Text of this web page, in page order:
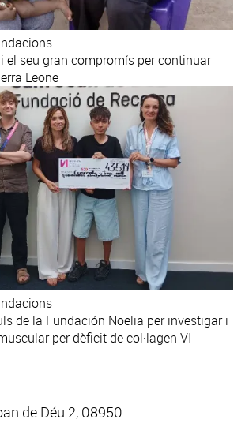
el seu gran compromís per continuar
Leone
de la Fundación Noelia per investigar i
per dèficit de col·lagen VI
de Déu 2, 08950